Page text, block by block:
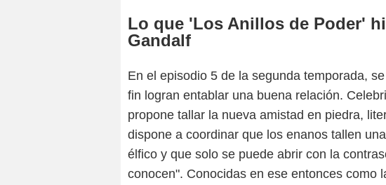
Lo que 'Los Anillos de Poder'
Gandalf
En el episodio 5 de la segunda temporada,
fin logran entablar una buena relación.
propone tallar la nueva amistad en piedra,
dispone a coordinar que los enanos tallen
élfico y que solo se puede abrir con la
conocen". Conocidas en ese entonces como